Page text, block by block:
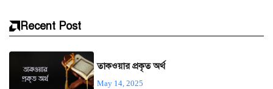
Recent Post
তাকওয়ার প্রকৃত অর্থ
May 14, 2025